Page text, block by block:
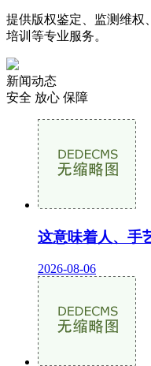
提供版权鉴定、监测维权
培训等专业服务。
新闻动态
安全 放心 保障
这意味着人、手
2026-08-06